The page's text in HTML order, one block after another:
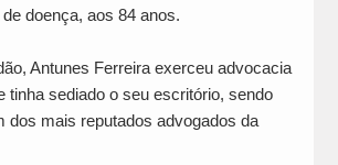
doença, aos 84 anos.
Antunes Ferreira exerceu advocacia
tinha sediado o seu escritório, sendo
dos mais reputados advogados da